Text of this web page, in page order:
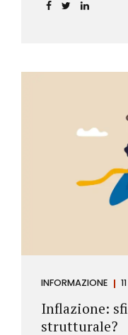
INFORMAZIONE
Inflazione:
strutturale?